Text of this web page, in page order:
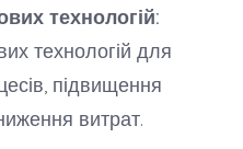
технологій:
технологій для
підвищення
витрат.